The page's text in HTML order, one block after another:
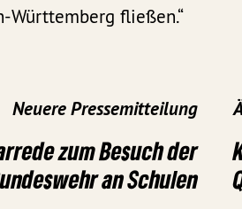
Württemberg fließen.“
Neuere Pressemitteilung
zum Besuch der
an Schulen